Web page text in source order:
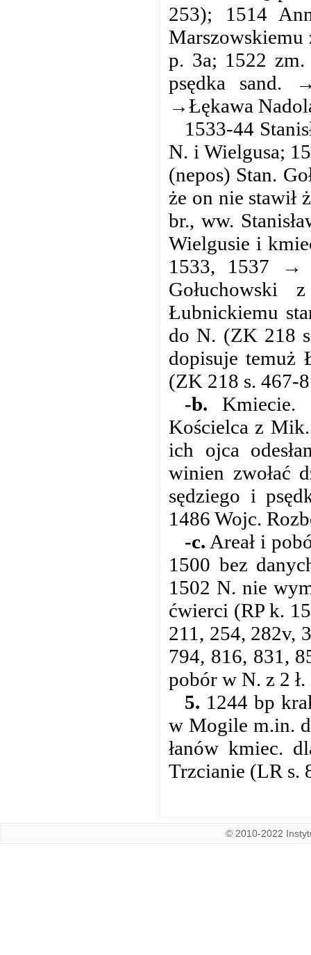
253); 1514
p. 3a; 1522 zm.
psędka sand.
→Łękawa
1533-44
N. i Wielgusa;
(nepos) Stan.
że on nie stawił
br., ww.
Wielgusie i
1533, 1537 →
Łubnickiemu
do N. (ZK 218
dopisuje temuż
(ZK 218 s. 467-
-b. Kmiecie.
Kościelca z
ich ojca
winien zwołać
sędziego i
1486 Wojc.
-c. Areał i
1500 bez
1502 N. nie
ćwierci (RP k.
211, 254, 282v,
794, 816, 831,
pobór w N. z 2
5. 1244 bp
w Mogile m.in.
łanów kmiec.
Trzcianie (LR s.
© 2010-2022